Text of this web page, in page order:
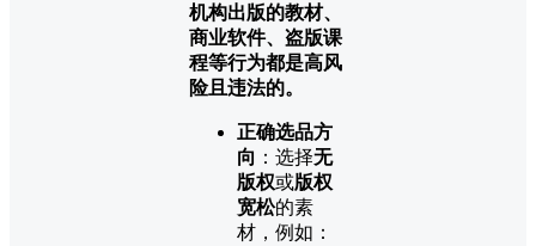
机构出版的教材、
商业软件、盗版课
程等行为都是高风
险且违法的。
正确选品方
向 ：选择无
版权或版权
宽松的素
材，例如：